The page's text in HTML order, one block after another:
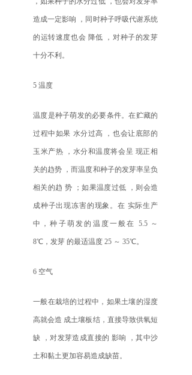
造成一定影响 ，同时种子呼吸代谢系统
的运转速度也会 降低 ，对种子的发芽
十分不利。
5 温度
温度是种子萌发的必要条件。在贮藏的
过程中如果 水分过高 ，也会让底部的
玉米产热 ，水分和温度将会呈 现正相
关的趋势 ，而温度和种子的发芽率呈负
相关的趋 势 ；如果温度过低 ，则会造
成种子出现冻害的现象。在 实际生产
中，种子萌发的温度一般在 5.5 ～
8℃，发芽 的最适温度 25 ～ 35℃。
6 空气
一般在栽培的过程中，如果土壤的湿度
高就会造 成土壤板结，直接导致供氧短
缺 ，对发芽造成直接的 影响 ，其中沙
土和黏土更加容易造成缺苗。